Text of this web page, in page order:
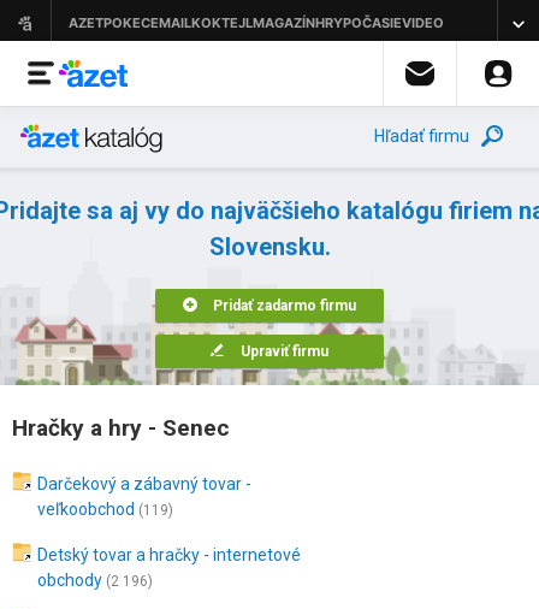
Hľadať firmu
sa aj vy do najväčšieho katalógu firiem
Slovensku.
Pridať zadarmo firmu
Upraviť firmu
Hračky a hry - Senec
Darčekový a zábavný tovar -
veľkoobchod (119)
Detský tovar a hračky - internetové
obchody (2 196)